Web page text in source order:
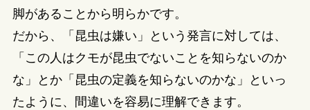
脚があることから明らかです。
だから、「昆虫は嫌い」という発言に対しては、
「この人はクモが昆虫でないことを知らないのか
な」とか「昆虫の定義を知らないのかな」といっ
たように、間違いを容易に理解できます。